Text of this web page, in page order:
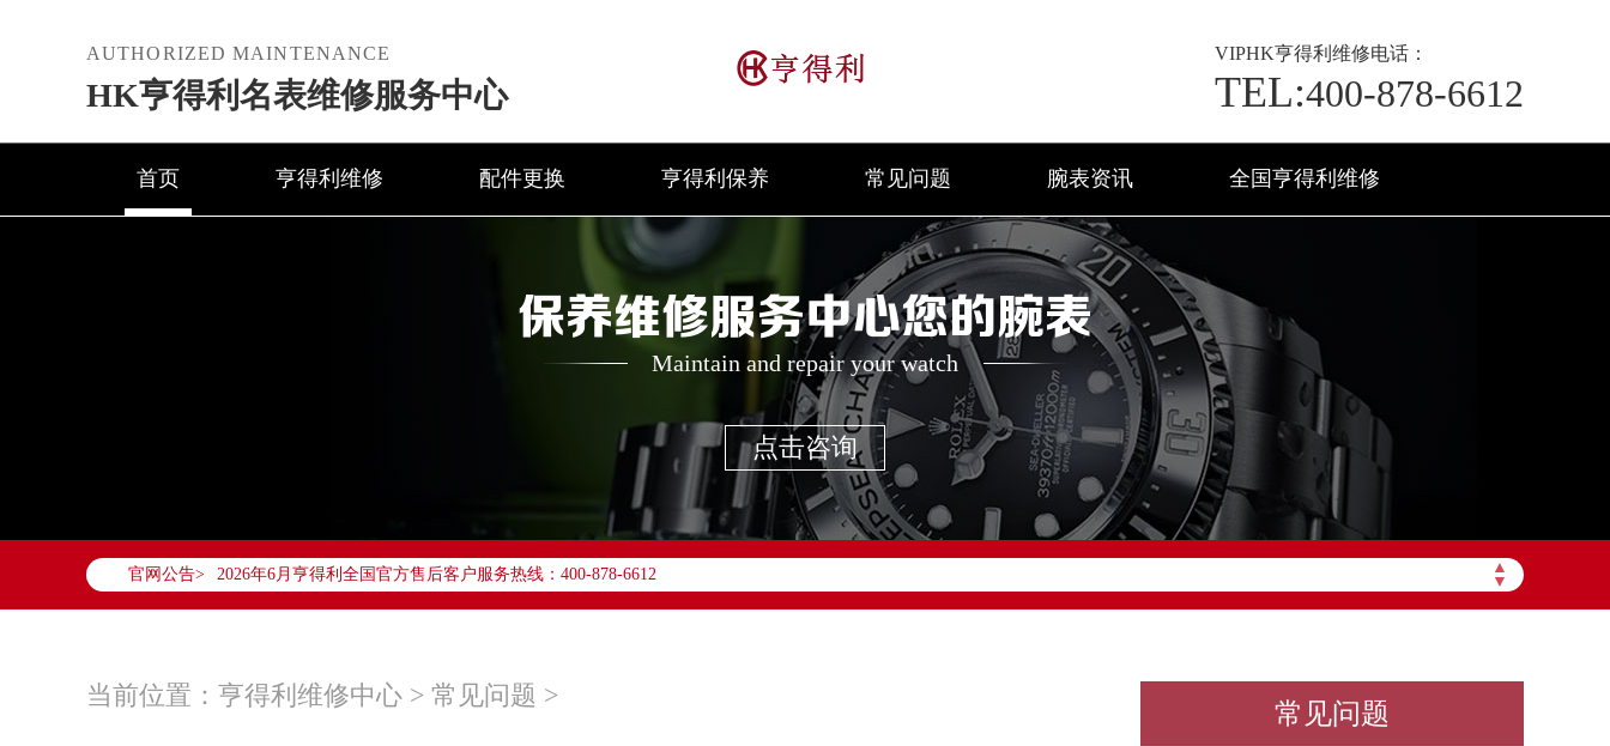
AUTHORIZED MAINTENANCE
HK亨得利名表维修服务中心
VIPHK亨得利维修电话：
TEL:400-878-6612
首页 亨得利维修 配件更换 亨得利保养 常见问题 腕表资讯 全国亨得利维修
保养维修服务中心您的腕表
Maintain and repair your watch
点击咨询
官网公告>
▲
▼
2026年6月亨得利中国区售后服务网络优化升级公告
2026年6月亨得利全国官方售后客户服务热线：400-878-6612
亨得利官方全国统一服务热线400-878-6612，服务覆盖中国大陆、香港、澳门、台湾全部区域
北京市东城区东长安街1号东方广场写字楼W3座6层602室（需提前预约）
当前位置： 亨得利维修中心 > 常见问题 >
常见问题